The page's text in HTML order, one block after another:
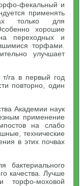
фекальный и
применять
только для
хорошие
переходных и
торфами.
улучшает
га в первый год
повторно, один
Академии наук
применение
на слабо
технические
в этих почвах
бактериального
качества. Лучше
торфо-моховой